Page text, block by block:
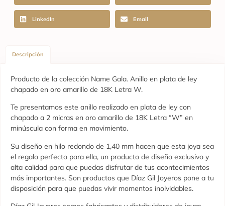
LinkedIn Email
Descripción
Producto de la colección Name Gala. Anillo en plata de ley
chapado en oro amarillo de 18K Letra W.
Te presentamos este anillo realizado en plata de ley con
chapado a 2 micras en oro amarillo de 18K Letra “W” en
minúscula con forma en movimiento.
Su diseño en hilo redondo de 1,40 mm hacen que esta joya sea
el regalo perfecto para ella, un producto de diseño exclusivo y
alta calidad para que puedas disfrutar de tus acontecimientos
más importantes. Son productos que Díaz Gil Joyeros pone a tu
disposición para que puedas vivir momentos inolvidables.